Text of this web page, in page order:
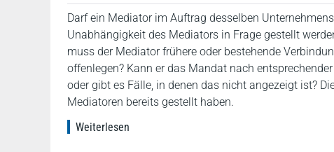
Darf ein Mediator im Auftrag desselben
Unabhängigkeit des Mediators in Frage gestellt
muss der Mediator frühere oder bestehende
offenlegen? Kann er das Mandat nach
oder gibt es Fälle, in denen das nicht angezeigt ist?
Mediatoren bereits gestellt haben.
Weiterlesen